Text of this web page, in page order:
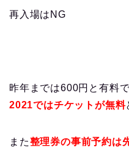
再入場は NG
昨年までは600円と有料
2021ではチケットが無料
また整理券の事前予約は